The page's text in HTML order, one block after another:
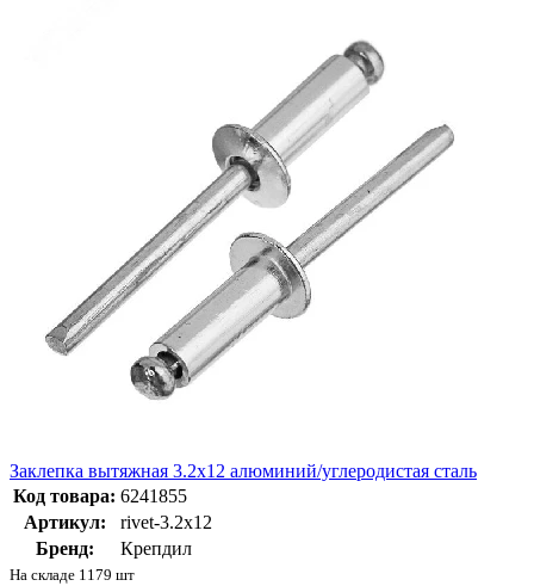
Заклепка вытяжная 3.2х12 алюминий/углеродистая сталь
Код товара: 6241855
Артикул:
rivet-3.2х12
Бренд:
Крепдил
На складе 1179 шт